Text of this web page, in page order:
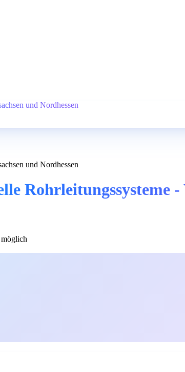
und Nordhessen
und Nordhessen
Rohrleitungssysteme -